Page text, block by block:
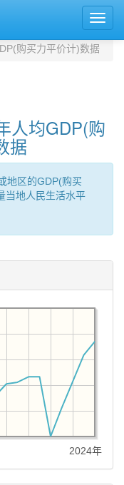
购买力平价计)数据
人均GDP(购
据
地区的GDP(购买
当地人民生活水平
2024年